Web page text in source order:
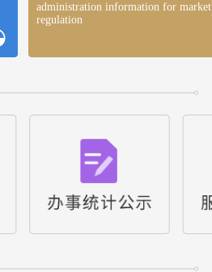
administration information for market
regulation